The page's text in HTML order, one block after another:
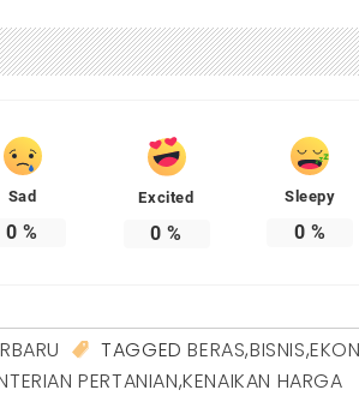
Sad
0 %
Excited
0 %
Sleepy
0 %
TAGGEDBERAS,BISNIS,
PERTANIAN,KENAIKAN HARGA